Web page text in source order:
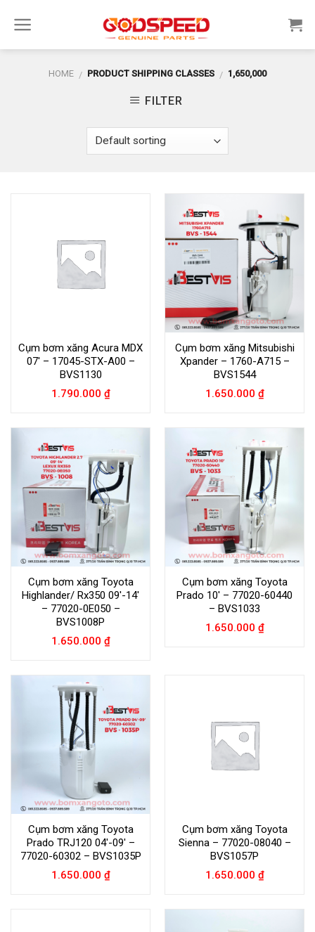
HOME / PRODUCT SHIPPING CLASSES / 1,650,000
FILTER
Cụm bơm xăng Acura MDX
07′ – 17045-STX-A00 –
BVS1130
1.790.000 ₫
Cụm bơm xăng Mitsubishi
Xpander – 1760-A715 –
BVS1544
1.650.000 ₫
Cụm bơm xăng Toyota
Highlander/ Rx350 09′-14′
– 77020-0E050 –
BVS1008P
1.650.000 ₫
Cụm bơm xăng Toyota
Prado 10′ – 77020-60440
– BVS1033
1.650.000 ₫
Cụm bơm xăng Toyota
Prado TRJ120 04′-09′ –
77020-60302 – BVS1035P
1.650.000 ₫
Cụm bơm xăng Toyota
Sienna – 77020-08040 –
BVS1057P
1.650.000 ₫